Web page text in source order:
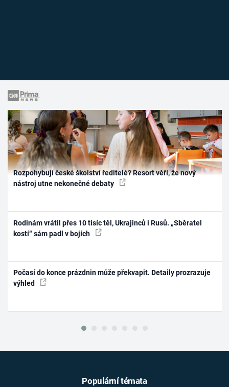
Rozpohybují české školství ředitelé? Resort věří, že nový
nástroj utne nekonečné debaty
Rodinám vrátil přes 10 tisíc těl, Ukrajinců i Rusů. „Sběratel
kostí“ sám padl v bojích
Počasí do konce prázdnin může překvapit. Detaily prozrazuje
výhled
Populární témata